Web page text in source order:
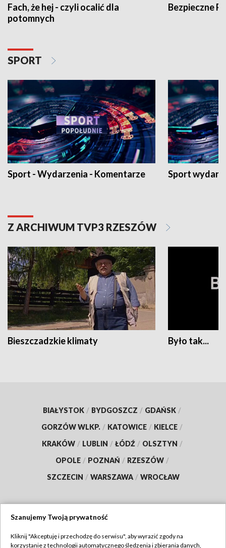
Fach, że hej - czyli ocalić dla
potomnych
Bezpieczne
SPORT
Sport - Wydarzenia - Komentarze Sport
Z ARCHIWUM TVP3 RZESZÓW
Bieszczadzkie klimaty Było tak...
BIAŁYSTOK / BYDGOSZCZ / GDAŃSK /
GORZÓW WLKP. / KATOWICE / KIELCE /
KRAKÓW / LUBLIN / ŁÓDŹ / OLSZTYN /
OPOLE / POZNAŃ / RZESZÓW /
SZCZECIN / WARSZAWA / WROCŁAW
Szanujemy Twoją prywatność
Kliknij "Akceptuję i przechodzę do serwisu", aby wyrazić zgody na
korzystanie z technologii automatycznego śledzenia i zbierania danych,